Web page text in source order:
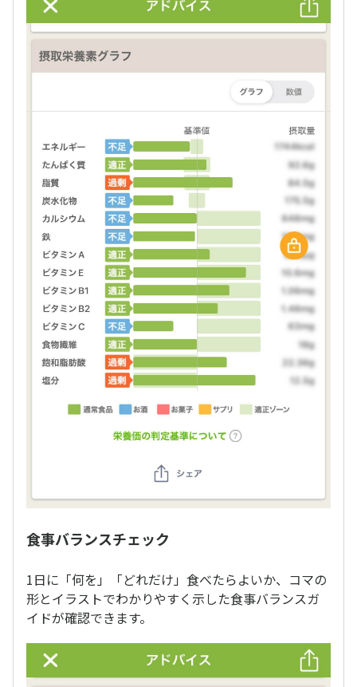
食事バランスチェック
1日に「何を」「どれだけ」食べたらよいか、コマの
形とイラストでわかりやすく示した食事バランスガ
イドが確認できます。